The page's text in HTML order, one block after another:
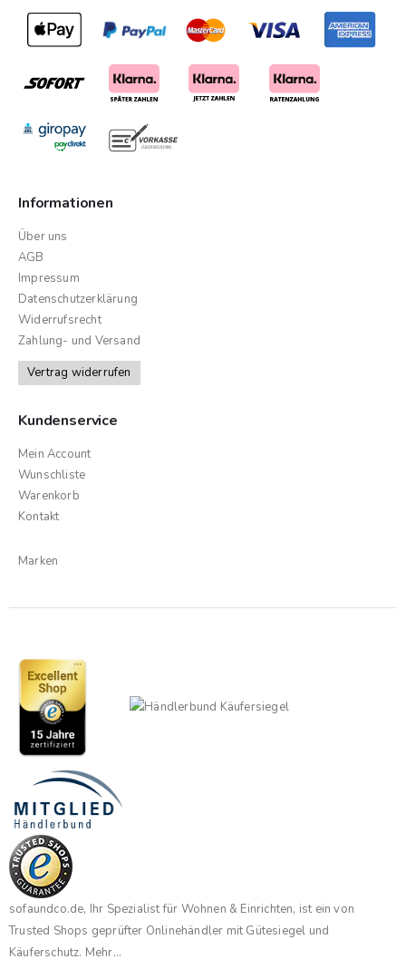
Informationen
Über uns
AGB
Impressum
Datenschutzerklärung
Widerrufsrecht
Zahlung- und Versand
Vertrag widerrufen
Kundenservice
Mein Account
Wunschliste
Warenkorb
Kontakt
Marken
sofaundco.de, Ihr Spezialist für Wohnen & Einrichten, ist ein von
Trusted Shops geprüfter Onlinehändler mit Gütesiegel und
Käuferschutz. Mehr...